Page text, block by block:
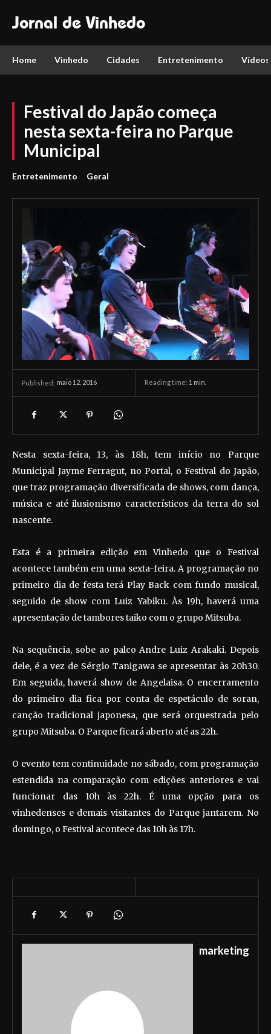
Jornal de Vinhedo
Home Vinhedo Cidades Entretenimento Vídeos
Festival do Japão começa
nesta sexta-feira no Parque
Municipal
Entretenimento Geral
Published: maio 12, 2016 Reading time: 1 min.
Nesta sexta-feira, 13, às 18h, tem início no Parque
Municipal Jayme Ferragut, no Portal, o Festival do Japão,
que traz programação diversificada de shows, com dança,
música e até ilusionismo característicos da terra do sol
nascente.
Esta é a primeira edição em Vinhedo que o Festival
acontece também em uma sexta-feira. A programação no
primeiro dia de festa terá Play Back com fundo musical,
seguido de show com Luiz Yabiku. Às 19h, haverá uma
apresentação de tambores taiko com o grupo Mitsuba.
Na sequência, sobe ao palco Andre Luiz Arakaki. Depois
dele, é a vez de Sérgio Tanigawa se apresentar às 20h30.
Em seguida, haverá show de Angelaisa. O encerramento
do primeiro dia fica por conta de espetáculo de soran,
canção tradicional japonesa, que será orquestrada pelo
grupo Mitsuba. O Parque ficará aberto até as 22h.
O evento tem continuidade no sábado, com programação
estendida na comparação com edições anteriores e vai
funcionar das 10h às 22h. É uma opção para os
vinhedenses e demais visitantes do Parque jantarem. No
domingo, o Festival acontece das 10h às 17h.
marketing